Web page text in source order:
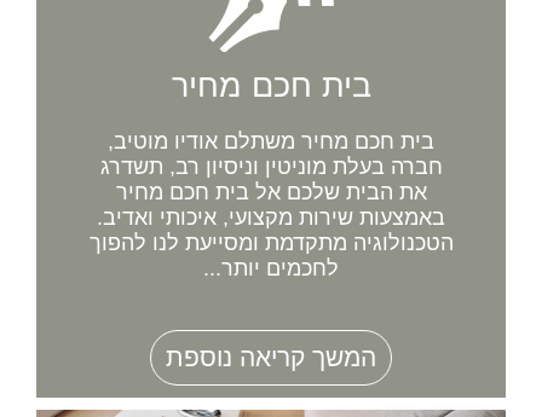
בית חכם מחיר
בית חכם מחיר משתלם אודיו מוטיב,
חברה בעלת מוניטין וניסיון רב, תשדרג
את הבית שלכם אל בית חכם מחיר
באמצעות שירות מקצועי, איכותי ואדיב.
הטכנולוגיה מתקדמת ומסייעת לנו להפוך
לחכמים יותר...
המשך קריאה נוספת